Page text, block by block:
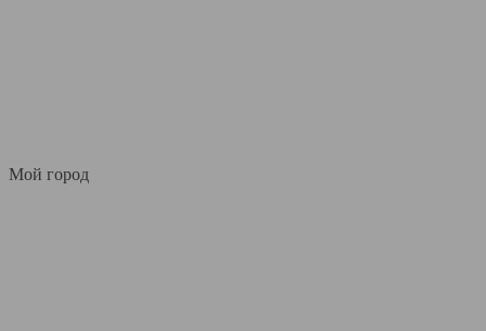
Мой город